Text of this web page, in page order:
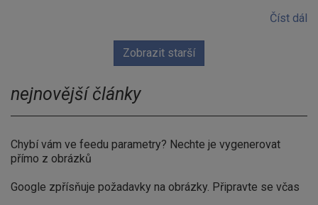
Číst dál
Zobrazit starší
nejnovější články
Chybí vám ve feedu parametry? Nechte je vygenerovat
přímo z obrázků
Google zpřísňuje požadavky na obrázky. Připravte se včas